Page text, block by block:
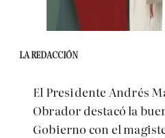
LA REDACCIÓN
El Presidente Andrés
Obrador destacó la
Gobierno con el